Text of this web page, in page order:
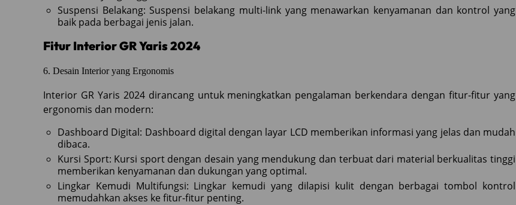
Suspensi Belakang: Suspensi belakang multi-link yang menawarkan kenyamanan dan kontrol yang
baik pada berbagai jenis jalan.
Fitur Interior GR Yaris 2024
6. Desain Interior yang Ergonomis
Interior GR Yaris 2024 dirancang untuk meningkatkan pengalaman berkendara dengan fitur-fitur yang
ergonomis dan modern:
Dashboard Digital: Dashboard digital dengan layar LCD memberikan informasi yang jelas dan mudah
dibaca.
Kursi Sport: Kursi sport dengan desain yang mendukung dan terbuat dari material berkualitas tinggi
memberikan kenyamanan dan dukungan yang optimal.
Lingkar Kemudi Multifungsi: Lingkar kemudi yang dilapisi kulit dengan berbagai tombol kontrol
memudahkan akses ke fitur-fitur penting.